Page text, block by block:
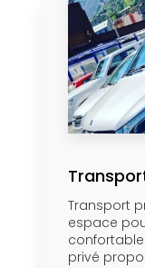
Transport
espace
privé